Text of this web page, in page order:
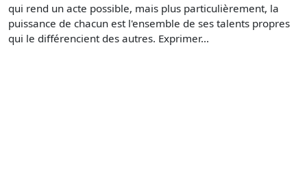
qui rend un acte possible, mais plus particulièrement, la
puissance de chacun est l'ensemble de ses talents propres
qui le différencient des autres. Exprimer...